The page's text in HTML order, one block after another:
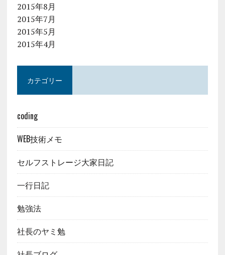
2015年8月
2015年7月
2015年5月
2015年4月
カテゴリー
coding
WEB技術メモ
セルフストレージ大家日記
一行日記
勉強法
社長のヤミ勉